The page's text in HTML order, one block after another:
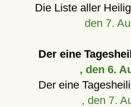
Die Liste aller
den 7.
Der eine
, den 6.
Der eine
, den 7.